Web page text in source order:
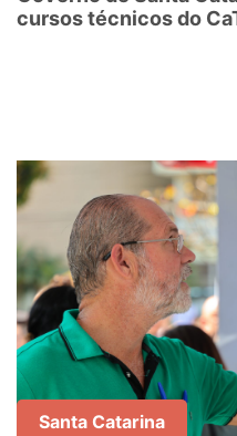
cursos técnicos do
Santa Catarina